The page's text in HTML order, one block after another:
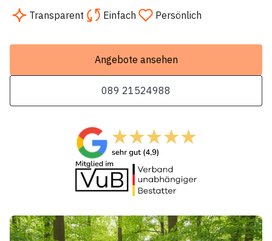
Transparent
Einfach Persönlich
Angebote ansehen
089 21524988